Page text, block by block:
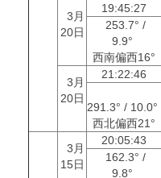
3月
20日
19:45:27
253.7° /
9.9°
西南偏西16°
3月
20日
21:22:46
291.3° / 10.0°
西北偏西21°
3月
15日
20:05:43
162.3° /
9.8°